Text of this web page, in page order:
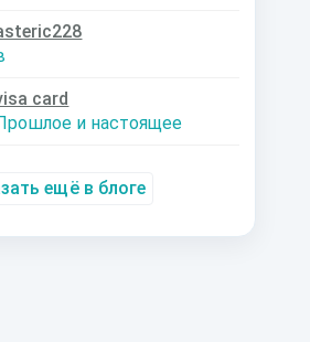
card
и настоящее
ещё в блоге